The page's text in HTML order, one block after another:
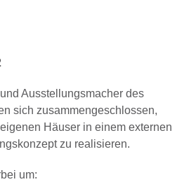
Ausstellungsmacher des
sich zusammengeschlossen,
Häuser in einem externen
zu realisieren.
um: